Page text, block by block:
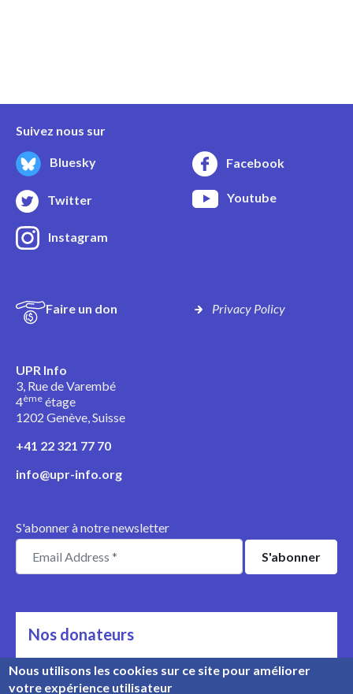
Suivez nous sur
Bluesky Facebook
Twitter Youtube
Instagram
Faire un don Privacy Policy
UPR Info
3, Rue de Varembé
4ème étage
1202 Genève, Suisse
+41 22 321 77 70
info@upr-info.org
S'abonner à notre newsletter
Nos donateurs
Ils nous soutiennent
Nous utilisons les cookies sur ce site pour améliorer
votre expérience utilisateur